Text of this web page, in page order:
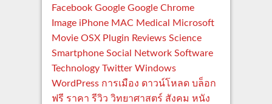
Facebook Google Google Chrome
Image iPhone MAC Medical
Microsoft
Movie OSX Plugin Reviews Science
Smartphone Social Network Software
Technology Twitter Windows
WordPress การเมือง ดาวน์โหลด บล็อก
ฟรี ราคา รีวิว วิทยาศาสตร์ สังคม หนัง